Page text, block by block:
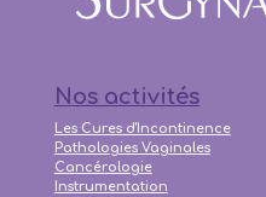
Nos activités
Les Cures d'Incontinence
Pathologies Vaginales
Cancérologie
Instrumentation